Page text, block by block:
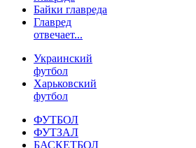
Байки главреда
Главред
отвечает...
Украинский
футбол
Харьковский
футбол
ФУТБОЛ
ФУТЗАЛ
БАСКЕТБОЛ